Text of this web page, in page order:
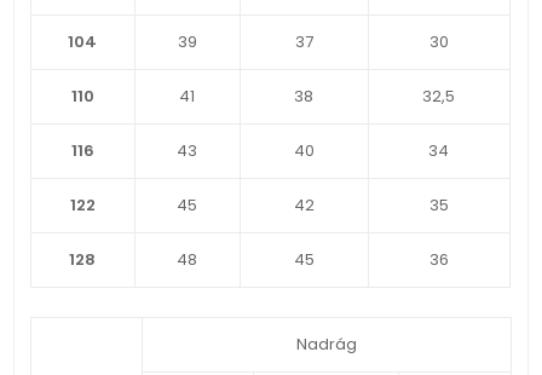
104 39 37 30
110 41 38 32,5
116 43 40 34
122 45 42 35
128 48 45 36
Nadrág